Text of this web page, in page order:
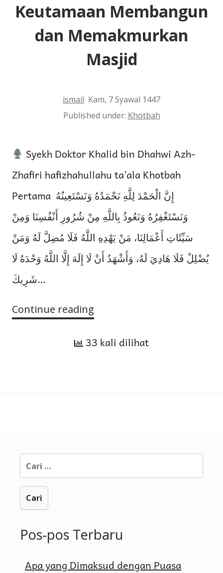
Keutamaan Membangun
dan Memakmurkan
Masjid
ismail Kam, 7 Syawal 1447
Published under: Khotbah
Syekh Doktor Khalid bin Dhahwi Azh-
Zhafiri hafizhahullahu ta’ala Khotbah
Pertama إِنَّ الْحَمْدَ لِلَّهِ نَحْمَدُهُ وَنَسْتَعِينُهُ
وَنَسْتَغْفِرُهُ وَنَعُوذُ بِاللَّهِ مِنْ شُرُورِ أَنْفُسِنَا وَمِنْ
سَيِّئَاتِ أَعْمَالِنَا، مَنْ يَهْدِهِ اللَّهُ فَلَا مُضِلَّ لَهُ وَمَنْ
يُضْلِلْ فَلَا هَادِيَ لَهُ، وَأَشْهَدُ أَنْ لَا إِلَهَ إِلَّا اللَّهُ وَحْدَهُ لَا
شَرِيكَ…
Continue reading
dan
33 kali dilihat
Cari
untuk:
Pos-pos Terbaru
Apa yang Dimaksud dengan Puasa